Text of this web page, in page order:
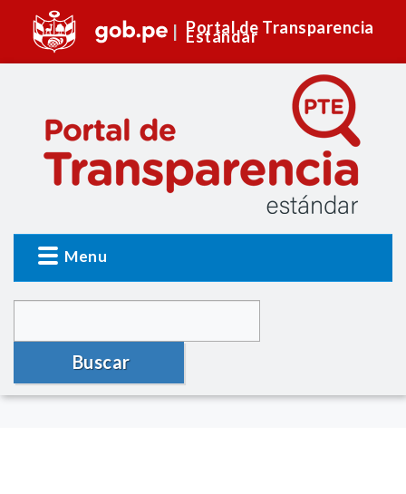
Portal de Transparencia
Estándar
Menu
Buscar